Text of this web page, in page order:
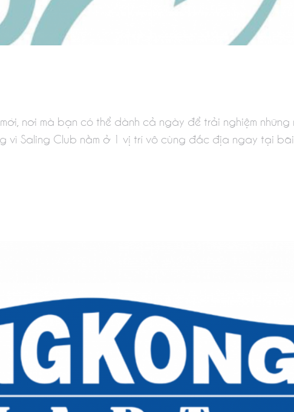
nơi mà bạn có thể dành cả ngày để trải nghiệm những
vì Saling Club nằm ở 1 vị trí vô cùng đắc địa ngay tại bãi